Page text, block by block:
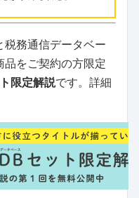
税務通信データベー
品をご契約の方限定
限定解説です。詳細